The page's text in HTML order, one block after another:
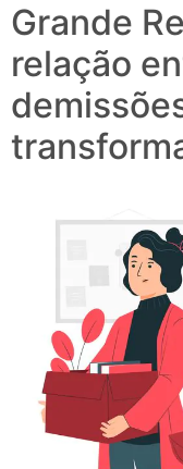
Grande
relação